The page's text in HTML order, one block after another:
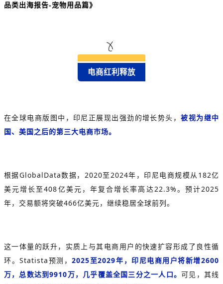
品类出海报告-宠物用品篇》
电商红利释放
在全球电商版图中，印尼正展现出强劲的增长势头，被视为继中
国、美国之后的第三大电商市场。
根据GlobalData数据， 2020至2024年，印尼电商规模从182亿
美元增长至408亿美元，年复合增长率高达22.3%。 预计2025
年，交易额将突破466亿美元，继续稳居全球前列。
这一体量的跃升，实质上与其电商用户的快速扩容形成了良性循
环。Statista预测，2025至2029年，印尼电商用户将新增2600
万，总数达到9910万，几乎覆盖全国三分之一人口。可见，其线